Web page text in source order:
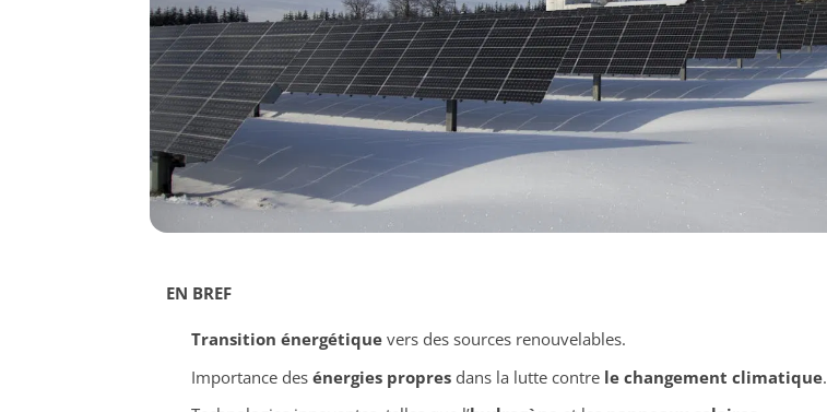
EN BREF
Transition énergétiquevers des sources renouvelables.
Importance des énergies propresdans la lutte contre le changement climatique.